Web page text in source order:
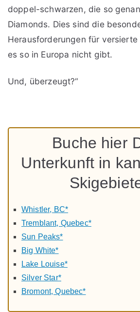
doppel-schwarzen, die so
Diamonds. Dies sind die
Herausforderungen für
es so in Europa nicht gibt.
Und, überzeugt?“
Buche hier
Unterkunft in
Whistler, BC*
Tremblant, Quebec*
Sun Peaks*
Big White*
Lake Louise*
Silver Star*
Bromont, Quebec*